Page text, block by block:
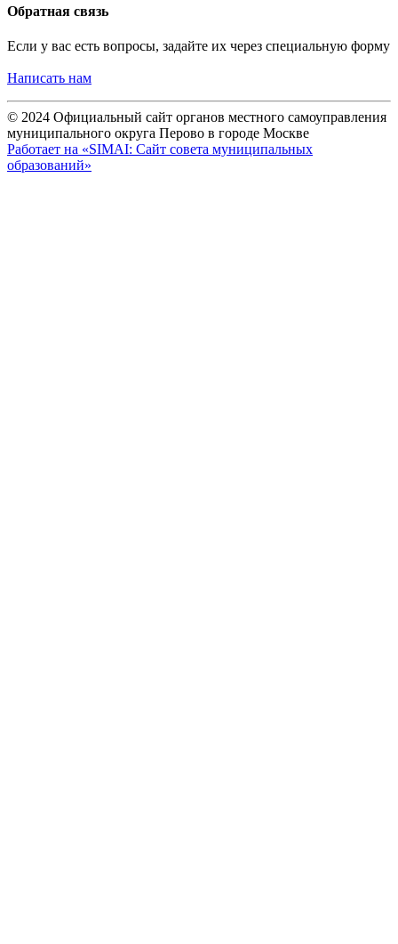
Обратная связь
Если у вас есть вопросы, задайте их через специальную форму
Написать нам
© 2024 Официальный сайт органов местного самоуправления
муниципального округа Перово в городе Москве
Работает на «SIMAI: Сайт совета муниципальных
образований»